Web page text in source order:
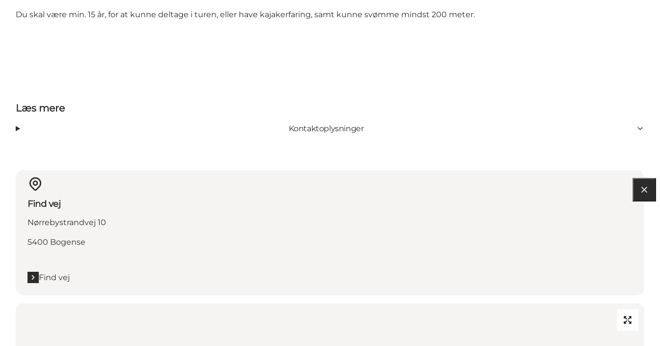
Du skal være min. 15 år, for at kunne deltage i turen, eller have kajakerfaring, samt kunne svømme mindst 200 meter.
Læs mere
Kontaktoplysninger
Find vej
Nørrebystrandvej 10
5400 Bogense
Find vej